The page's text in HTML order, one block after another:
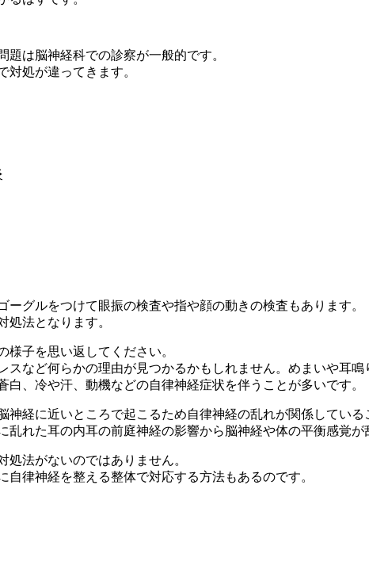
は脳神経科での診察が一般的です。
対処が違ってきます。
ーグルをつけて眼振の検査や指や顔の動きの検査もあります。
処法となります。
子を思い返してください。
スなど何らかの理由が見つかるかもしれません。めまいや耳
白、冷や汗、動機などの自律神経症状を伴うことが多いです。
神経に近いところで起こるため自律神経の乱れが関係している
乱れた耳の内耳の前庭神経の影響から脳神経や体の平衡感覚が
法がないのではありません。
自律神経を整える整体で対応する方法もあるのです。